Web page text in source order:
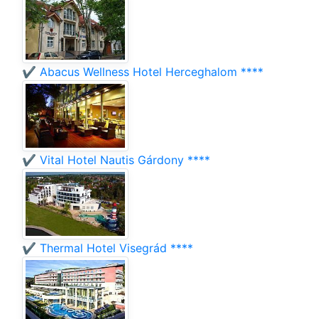
✔️ Abacus Wellness Hotel Herceghalom ****
✔️ Vital Hotel Nautis Gárdony ****
✔️ Thermal Hotel Visegrád ****